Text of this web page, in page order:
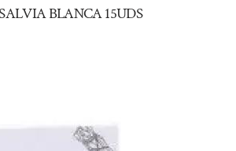
BLANCA 15UDS